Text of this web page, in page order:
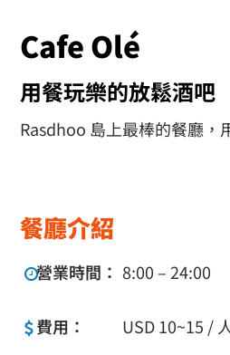
Cafe Olé
用餐玩樂的放鬆酒吧
Rasdhoo 島上最棒的餐廳，
餐廳介紹
營業時間： 8:00 – 24:00
費用： USD 10~15 / 人